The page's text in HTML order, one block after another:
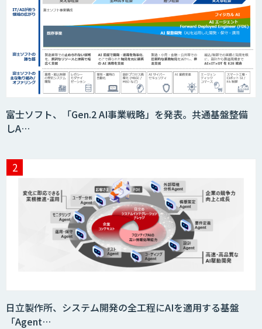
富士ソフト、「Gen.2 AI事業戦略」を発表。共通基盤整備
しA…
日立製作所、システム開発の全工程にAIを適用する基盤
「Agent…